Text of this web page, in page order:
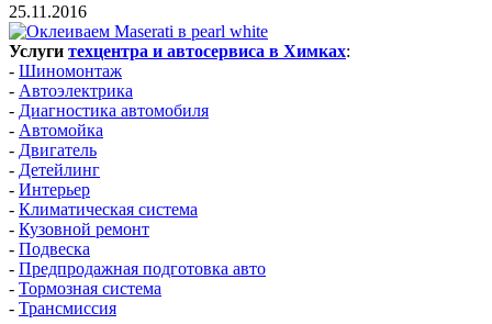
25.11.2016
Услуги техцентра и автосервиса в Химках:
- Шиномонтаж
- Автоэлектрика
- Диагностика автомобиля
- Автомойка
- Двигатель
- Детейлинг
- Интерьер
- Климатическая система
- Кузовной ремонт
- Подвеска
- Предпродажная подготовка авто
- Тормозная система
- Трансмиссия